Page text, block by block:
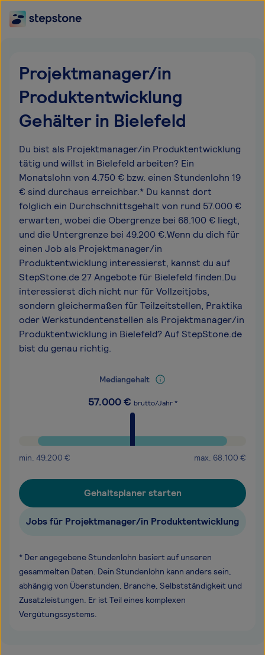
Projektmanager/in
Produktentwicklung
Gehälter in Bielefeld
Du bist als Projektmanager/in Produktentwicklung
tätig und willst in Bielefeld arbeiten? Ein
Monatslohn von 4.750 € bzw. einen Stundenlohn 19
€ sind durchaus erreichbar.* Du kannst dort
folglich ein Durchschnittsgehalt von rund 57.000 €
erwarten, wobei die Obergrenze bei 68.100 € liegt,
und die Untergrenze bei 49.200 €.Wenn du dich für
einen Job als Projektmanager/in
Produktentwicklung interessierst, kannst du auf
StepStone.de 27 Angebote für Bielefeld finden.Du
interessierst dich nicht nur für Vollzeitjobs,
sondern gleichermaßen für Teilzeitstellen, Praktika
oder Werkstundentenstellen als Projektmanager/in
Produktentwicklung in Bielefeld? Auf StepStone.de
bist du genau richtig.
Mediangehalt
57.000€ brutto/Jahr *
min. 49.200 € max. 68.100 €
Gehaltsplaner starten
Jobs für Projektmanager/in Produktentwicklung
* Der angegebene Stundenlohn basiert auf unseren
gesammelten Daten. Dein Stundenlohn kann anders sein,
abhängig von Überstunden, Branche, Selbstständigkeit und
Zusatzleistungen. Er ist Teil eines komplexen
Vergütungssystems.